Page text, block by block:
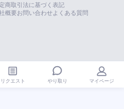
商取引法に基づく表記
概要お問い合わせ よくある質問
リクエスト やり取り マイページ